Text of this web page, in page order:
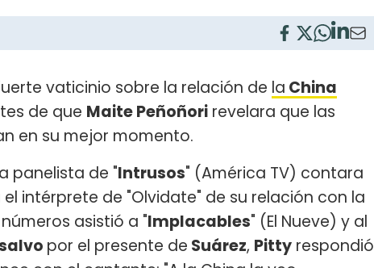
vaticinio sobre la relación de la China
de que Maite Peñoñori revelara que las
en su mejor momento.
panelista de "Intrusos" (América TV) contara
intérprete de "Olvidate" de su relación con la
asistió a "Implacables" (El Nueve) y al
por el presente de Suárez, Pitty respondió